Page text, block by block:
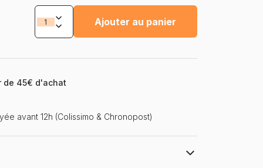
Ajouter au panier
de 45€ d'achat
avant 12h (Colissimo & Chronopost)